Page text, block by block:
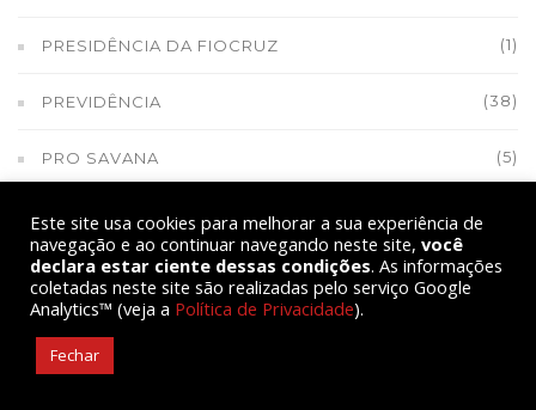
PRESIDÊNCIA DA FIOCRUZ (1)
PREVIDÊNCIA (38)
PRO SAVANA (5)
PRODUÇÃO DE ARROZ
PRODUÇÃO DE ARROZ NO RIO DE JANEIRO (1)
PROGRAMA ARROZ DA GENTE
Este site usa cookies para melhorar a sua experiência de
navegação e ao continuar navegando neste site, você
declara estar ciente dessas condições. As informações
coletadas neste site são realizadas pelo serviço Google
Analytics™ (veja a Política de Privacidade).
Fechar